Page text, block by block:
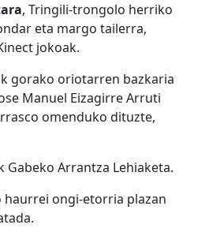
, Tringili-trongolo herriko
eta margo tailerra,
jokoak.
gorako oriotarren bazkaria
Manuel Eizagirre Arruti
omenduko dituzte,
Gabeko Arrantza Lehiaketa.
haurrei ongi-etorria plazan